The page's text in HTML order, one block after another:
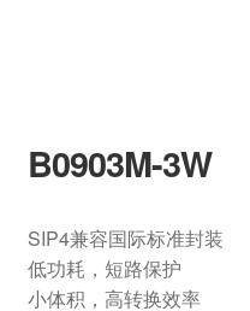
B0903M-3W
SIP4兼容国际标准封装
低功耗，短路保护
小体积，高转换效率